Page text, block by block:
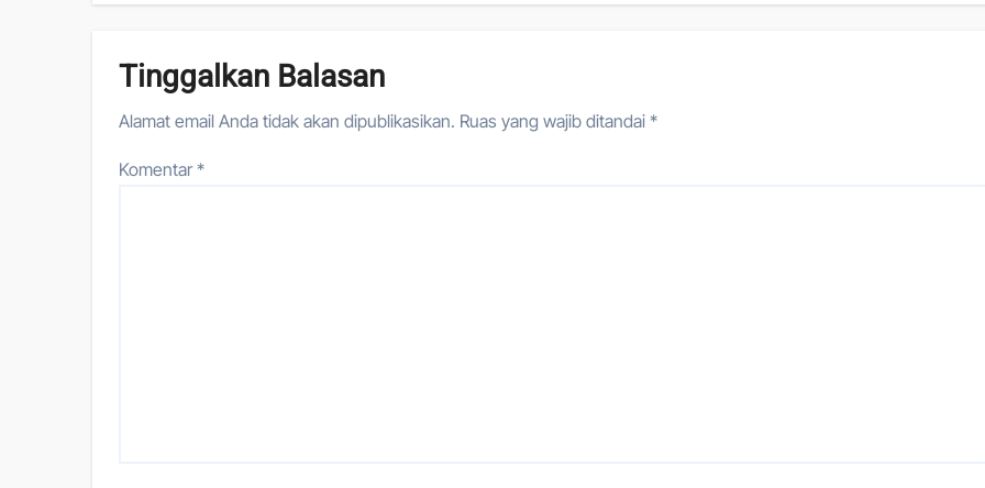
Tinggalkan Balasan
Alamat email Anda tidak akan dipublikasikan. Ruas yang wajib ditandai *
Komentar*